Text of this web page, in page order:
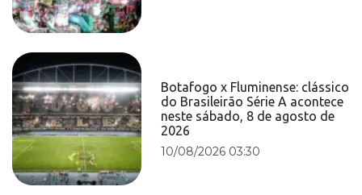
Botafogo x Fluminense: clássico
do Brasileirão Série A acontece
neste sábado, 8 de agosto de
2026
10/08/2026 03:30